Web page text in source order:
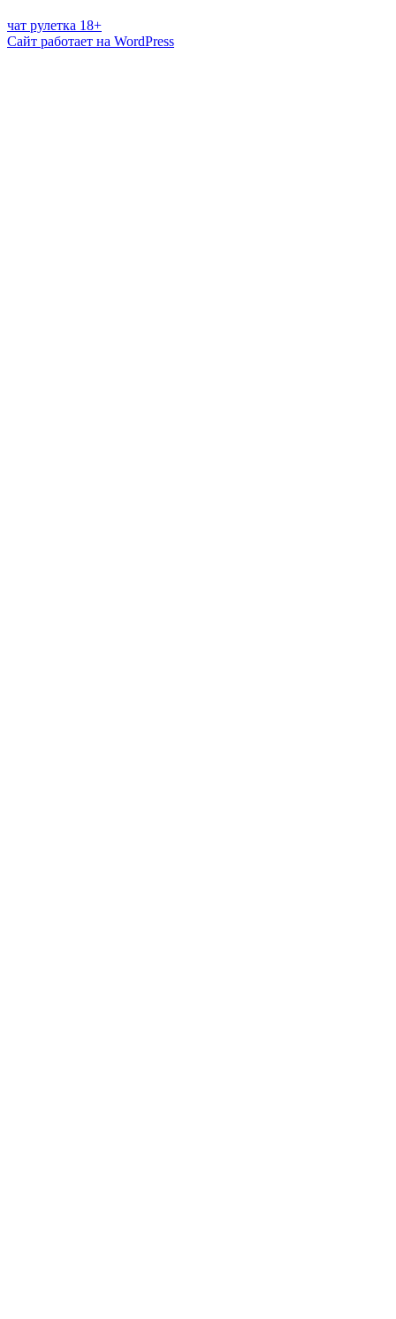
чат рулетка 18+
Сайт работает на WordPress